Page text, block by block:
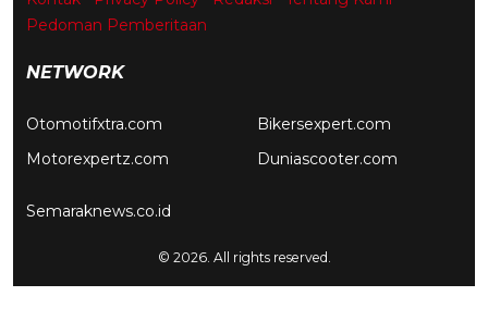
Pedoman Pemberitaan
NETWORK
Otomotifxtra.com
Motorexpertz.com
Bikersexpert.com
Duniascooter.com
Semaraknews.co.id
© 2026. All rights reserved.